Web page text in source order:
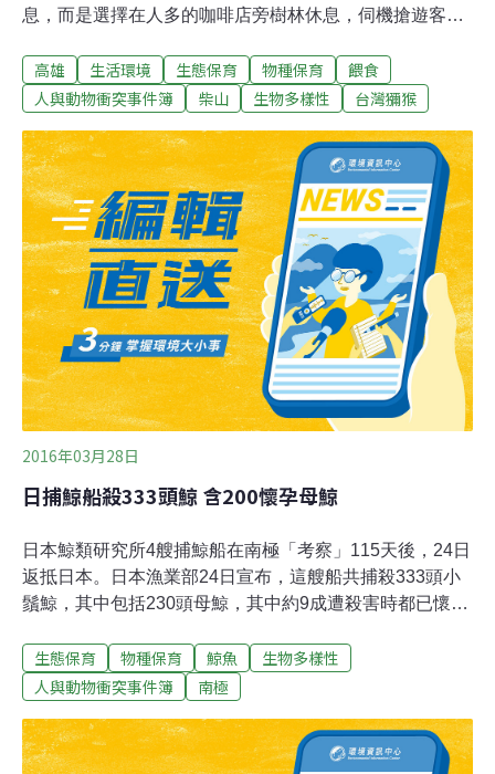
息，而是選擇在人多的咖啡店旁樹林休息，伺機搶遊客提
錄一天三次，讓店家頭痛不已。受害的柴山「大碗公咖啡
店」李老闆表示，往年3、4月，舊柴山國小一帶的猴群會
的大碗公咖啡店。近一年來，猴群習性產生很大變化，牠
們習慣人類餵食後，懶得到山上覓食，就連太陽下山也不
回山上棲息，整群來到咖啡店旁的樹林活動。李說，獼猴
整天守在咖啡店門口等遊客餵食，肚子吃不飽就搶，見遊
客手上有食物，還齜牙咧嘴露出凶狠狀，把遊客嚇得驚
叫，再迅雷不及掩耳衝向前行搶。有隻身形壯碩的猴子，
每天都會爬到露天咖啡店欄杆上，觀察食物擺放位置，見
餐桌上擺滿食物，就跳上去搜刮蛋糕、餅乾等，不少顧客
嚇得從椅子上跳起來，還有小孩嚇得打破杯盤、嚎啕大
哭。
高雄 生活環境 生態保育 物種保育
餵食
人與動物衝突事件簿
柴山 生物多樣性 台灣獼猴
2016年03月28日
日捕鯨船殺333頭鯨 含200懷孕母鯨
日本鯨類研究所4艘捕鯨船在南極「考察」115天後，24日
返抵日本。日本漁業部24日宣布，這艘船共捕殺333頭小
鬚鯨，其中包括230頭母鯨，其中約9成遭殺害時都已懷
2014年曾裁定，日本在南極捕殺鯨魚的行動並不符合其宣
稱的科研目的，要求停止。之後日本鯨類研究所在南極的
究所宣稱，要殺害鯨魚才能取得其成年與否的數據。其計
劃目標是研究如何維持及增加小鬚鯨數量，以及環境改變
生態保育 物種保育 鯨魚
生物多樣性
人與動物衝突事件簿
南極